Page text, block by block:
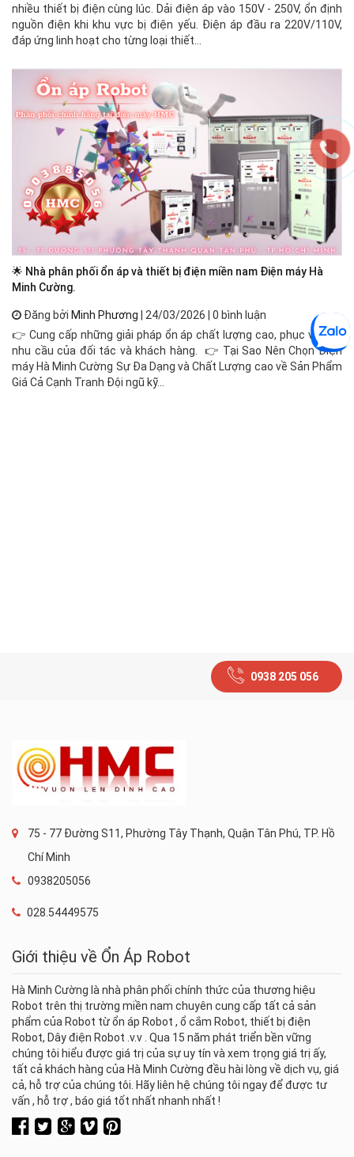
nhiều thiết bị điện cùng lúc. Dải điện áp vào 150V - 250V, ổn định
nguồn điện khi khu vực bị điện yếu. Điện áp đầu ra 220V/110V,
đáp ứng linh hoạt cho từng loại thiết...
🌟 Nhà phân phối ổn áp và thiết bị điện miền nam Điện máy Hà
Minh Cường.
Đăng bởi Minh Phương | 24/03/2026 | 0 bình luận
👉 Cung cấp những giải pháp ổn áp chất lượng cao, phục vụ mọi
nhu cầu của đối tác và khách hàng. 👉 Tại Sao Nên Chọn Điện
máy Hà Minh Cường Sự Đa Dạng và Chất Lượng cao về Sản Phẩm
Giá Cả Cạnh Tranh Đội ngũ kỹ...
0938 205 056
75 - 77 Đường S11, Phường Tây Thạnh, Quận Tân Phú, TP. Hồ
Chí Minh
0938205056
028.54449575
Giới thiệu về Ổn Áp Robot
Hà Minh Cường là nhà phân phối chính thức của thương hiệu
Robot trên thị trường miền nam chuyên cung cấp tất cả sản
phẩm của Robot từ ổn áp Robot , ổ cắm Robot, thiết bị điện
Robot, Dây điện Robot .v.v . Qua 15 năm phát triển bền vững
chúng tôi hiểu được giá trị của sự uy tín và xem trọng giá trị ấy,
tất cả khách hàng của Hà Minh Cường đều hài lòng về dịch vụ, giá
cả, hỗ trợ của chúng tôi. Hãy liên hệ chúng tôi ngay để được tư
vấn , hỗ trợ , báo giá tốt nhất nhanh nhất !